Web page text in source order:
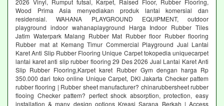
2026 Vinyl, Rumput futsal, Karpet, Raised Floor, Rubber Flooring,
Wood Prima Asia menyediakan produk lantai komersial dan
residensial. WAHANA PLAYGROUND EQUIPMENT, outdoor
playground indoor wahanaplayground Harga Indoor Rubber Tiles
Jatim Waterpark Malang Rubber Mat Rubber floor Rubber flooring
Rubber mat at Kemang Timur Commercial Playground Jual Lantai
Karet Anti Slip Rubber Flooring Unique Carpet tokopedia uniquecarpet
lantai karet anti slip rubber flooring 29 Des 2026 Jual Lantai Karet Anti
Slip Rubber Flooring,Karpet karet Rubber Gym dengan harga Rp
350.000 dari toko online Unique Carpet, DKI Jakarta Checker pattem
rubber flooring | Rubber sheet manufacturer? chinarubbersheet rubber
flooing Checker pattem? perfect shock absorption, protection, easy
installation & many design options Kreasi Sarana Berkah | Access